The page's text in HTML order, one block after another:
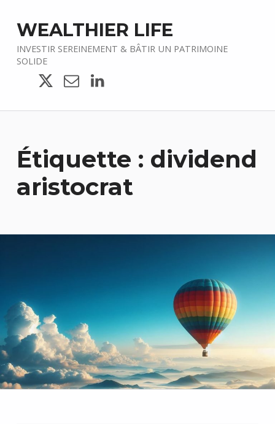
WEALTHIER LIFE
INVESTIR SEREINEMENT & BÂTIR UN PATRIMOINE
SOLIDETwitter
Étiquette : dividend
aristocrat